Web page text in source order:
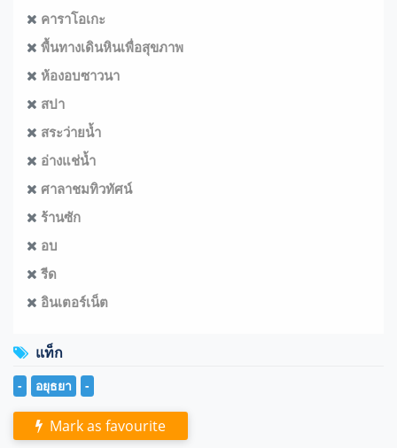
คาราโอเกะ
พื้นทางเดินหินเพื่อสุขภาพ
ห้องอบซาวนา
สปา
สระว่ายน้ำ
อ่างแช่น้ำ
ศาลาชมทิวทัศน์
ร้านซัก
อบ
รีด
อินเตอร์เน็ต
แท็ก
- อยุธยา -
Mark as favourite